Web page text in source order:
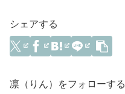
シェアする
凛（りん）をフォローする